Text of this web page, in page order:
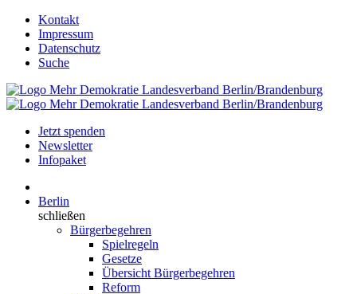
Kontakt
Impressum
Datenschutz
Suche
Jetzt spenden
Newsletter
Infopaket
Berlin
schließen
Bürgerbegehren
Spielregeln
Gesetze
Übersicht Bürgerbegehren
Reform